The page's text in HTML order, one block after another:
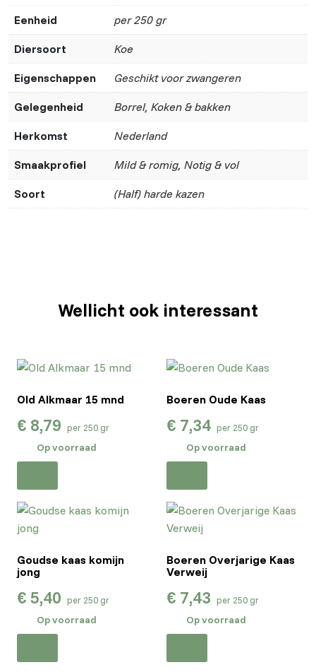
Eenheid per 250 gr
Diersoort Koe
Eigenschappen Geschikt voor zwangeren
Gelegenheid Borrel, Koken & bakken
Herkomst Nederland
Smaakprofiel Mild & romig, Notig & vol
Soort (Half) harde kazen
Wellicht ook interessant
Old Alkmaar 15 mnd
€ 8,79 per 250 gr
Op voorraad
Boeren Oude Kaas
€ 7,34 per 250 gr
Op voorraad
Goudse kaas komijn
jong
€ 5,40 per 250 gr
Op voorraad
Boeren Overjarige Kaas
Verweij
€ 7,43 per 250 gr
Op voorraad